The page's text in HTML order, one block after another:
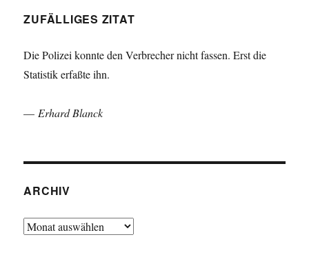
ZUFÄLLIGES ZITAT
Die Polizei konnte den Verbrecher nicht fassen. Erst die
Statistik erfaßte ihn.
—Erhard Blanck
ARCHIV
Archiv